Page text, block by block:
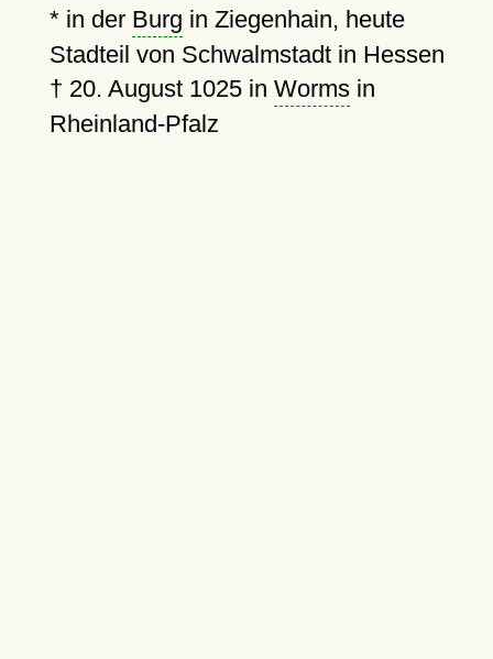
* in der Burg in Ziegenhain, heute
Stadteil von Schwalmstadt in Hessen
† 20. August 1025in Wormsin
Rheinland-Pfalz